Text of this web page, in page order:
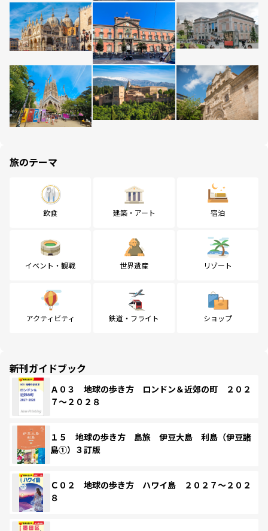
旅のテーマ
飲食 建築・アート 宿泊
イベント・観戦 世界遺産 リゾート
アクティビティ 鉄道・フライト ショップ
新刊ガイドブック
Ａ０３ 地球の歩き方 ロンドン＆近郊の町 ２０２
７～２０２８
１５ 地球の歩き方 島旅 伊豆大島 利島（伊豆諸
島①）３訂版
Ｃ０２ 地球の歩き方 ハワイ島 ２０２７～２０２
８